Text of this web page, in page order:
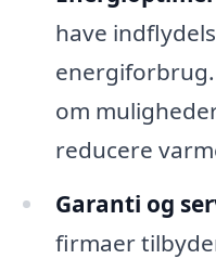
have
om
reducere
Garanti og
firmaer